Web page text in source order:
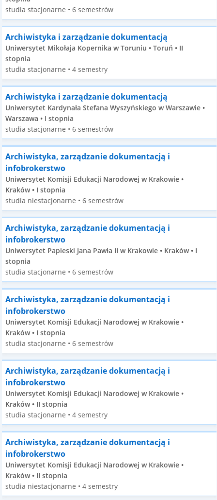
studia stacjonarne • 6 semestrów
Archiwistyka i zarządzanie dokumentacją
Uniwersytet Mikołaja Kopernika w Toruniu • Toruń • II
stopnia
studia stacjonarne • 4 semestry
Archiwistyka i zarządzanie dokumentacją
Uniwersytet Kardynała Stefana Wyszyńskiego w Warszawie •
Warszawa • I stopnia
studia stacjonarne • 6 semestrów
Archiwistyka, zarządzanie dokumentacją i
infobrokerstwo
Uniwersytet Komisji Edukacji Narodowej w Krakowie •
Kraków • I stopnia
studia niestacjonarne • 6 semestrów
Archiwistyka, zarządzanie dokumentacją i
infobrokerstwo
Uniwersytet Papieski Jana Pawła II w Krakowie • Kraków • I
stopnia
studia stacjonarne • 6 semestrów
Archiwistyka, zarządzanie dokumentacją i
infobrokerstwo
Uniwersytet Komisji Edukacji Narodowej w Krakowie •
Kraków • I stopnia
studia stacjonarne • 6 semestrów
Archiwistyka, zarządzanie dokumentacją i
infobrokerstwo
Uniwersytet Komisji Edukacji Narodowej w Krakowie •
Kraków • II stopnia
studia stacjonarne • 4 semestry
Archiwistyka, zarządzanie dokumentacją i
infobrokerstwo
Uniwersytet Komisji Edukacji Narodowej w Krakowie •
Kraków • II stopnia
studia niestacjonarne • 4 semestry